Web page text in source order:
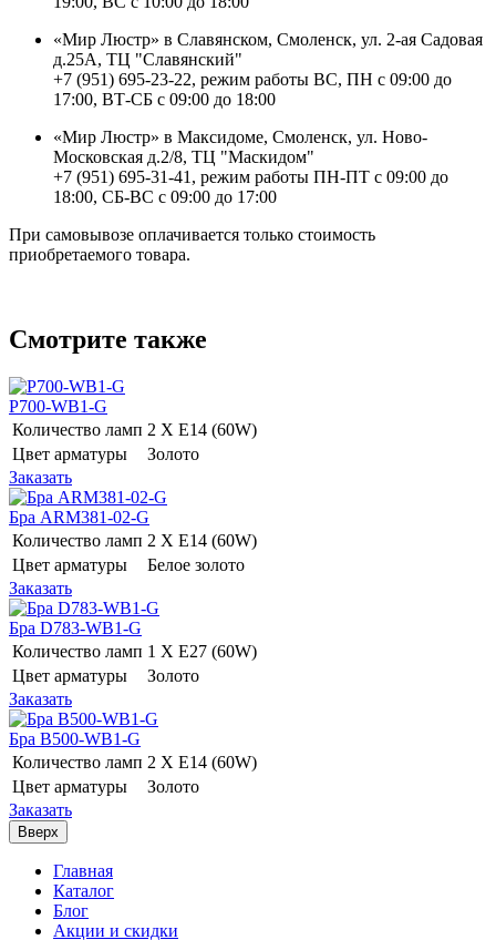
«Мир Люстр» в Славянском, Смоленск, ул. 2-ая Садовая
д.25А, ТЦ "Славянский"
+7 (951) 695-23-22, режим работы ВС, ПН с 09:00 до
17:00, ВТ-СБ с 09:00 до 18:00
«Мир Люстр» в Максидоме, Смоленск, ул. Ново-
Московская д.2/8, ТЦ "Маскидом"
+7 (951) 695-31-41, режим работы ПН-ПТ с 09:00 до
18:00, СБ-ВС с 09:00 до 17:00
При самовывозе оплачивается только стоимость
приобретаемого товара.
Смотрите также
P700-WB1-G
Количество ламп 2 Х E14 (60W)
Цвет арматуры
Золото
Заказать
Бра ARM381-02-G
Количество ламп 2 Х E14 (60W)
Цвет арматуры
Белое золото
Заказать
Бра D783-WB1-G
Количество ламп 1 Х E27 (60W)
Цвет арматуры
Золото
Заказать
Бра B500-WB1-G
Количество ламп 2 Х E14 (60W)
Цвет арматуры
Золото
Заказать
Вверх
Главная
Каталог
Блог
Акции и скидки